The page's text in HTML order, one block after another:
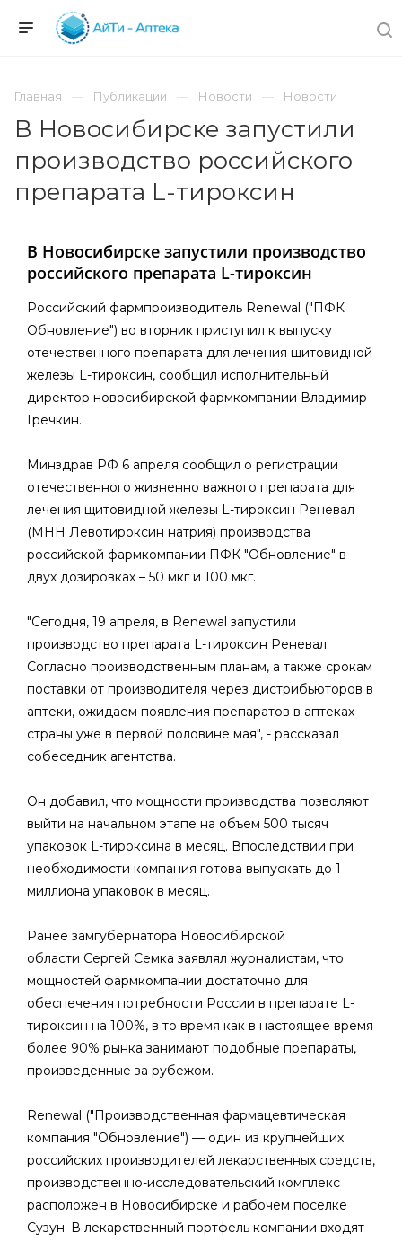
Главная Публикации Новости Новости
В Новосибирске запустили
производство российского
препарата L-тироксин
В Новосибирске запустили производство
российского препарата L-тироксин
Российский фармпроизводитель Renewal ("ПФК
Обновление") во вторник приступил к выпуску
отечественного препарата для лечения щитовидной
железы L-тироксин, сообщил исполнительный
директор новосибирской фармкомпании Владимир
Гречкин.
Минздрав РФ 6 апреля сообщил о регистрации
отечественного жизненно важного препарата для
лечения щитовидной железы L-тироксин Реневал
(МНН Левотироксин натрия) производства
российской фармкомпании ПФК "Обновление" в
двух дозировках – 50 мкг и 100 мкг.
"Сегодня, 19 апреля, в Renewal запустили
производство препарата L-тироксин Реневал.
Согласно производственным планам, а также срокам
поставки от производителя через дистрибьюторов в
аптеки, ожидаем появления препаратов в аптеках
страны уже в первой половине мая", - рассказал
собеседник агентства.
Он добавил, что мощности производства позволяют
выйти на начальном этапе на объем 500 тысяч
упаковок L-тироксина в месяц. Впоследствии при
необходимости компания готова выпускать до 1
миллиона упаковок в месяц.
Ранее замгубернатора Новосибирской
области Сергей Семка заявлял журналистам, что
мощностей фармкомпании достаточно для
обеспечения потребности России в препарате L-
тироксин на 100%, в то время как в настоящее время
более 90% рынка занимают подобные препараты,
произведенные за рубежом.
Renewal ("Производственная фармацевтическая
компания "Обновление") — один из крупнейших
российских производителей лекарственных средств,
производственно-исследовательский комплекс
расположен в Новосибирске и рабочем поселке
Сузун. В лекарственный портфель компании входят